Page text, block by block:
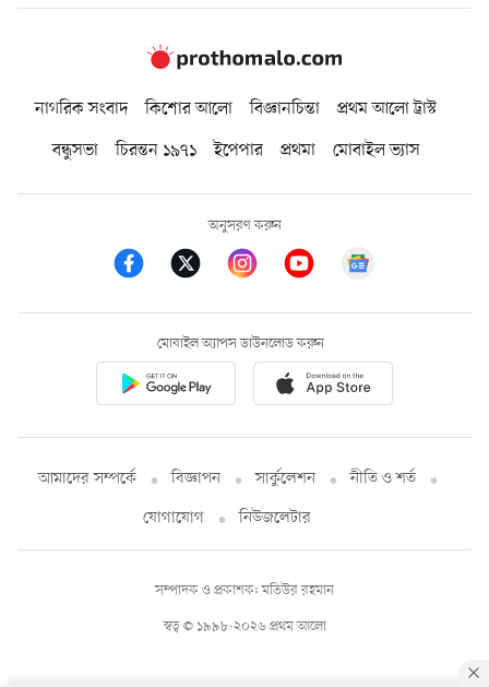
নাগরিক সংবাদ কিশোর আলো বিজ্ঞানচিন্তা
প্রথম আলো ট্রাস্ট
বন্ধুসভা
চিরন্তন ১৯৭১ ইপেপার প্রথমা মোবাইল ভ্যাস
অনুসরণ করুন
মোবাইল অ্যাপস ডাউনলোড করুন
আমাদের সম্পর্কে বিজ্ঞাপন সার্কুলেশন
নীতি ও শর্ত
যোগাযোগ
নিউজলেটার
স্বত্ব © ১৯৯৮-২০২৬ প্রথম আলো
সম্পাদক ও প্রকাশক: মতিউর রহমান